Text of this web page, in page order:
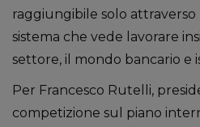
raggiungibile solo
sistema che vede lavorare
settore, il mondo bancario e
Per Francesco Rutelli,
competizione sul piano